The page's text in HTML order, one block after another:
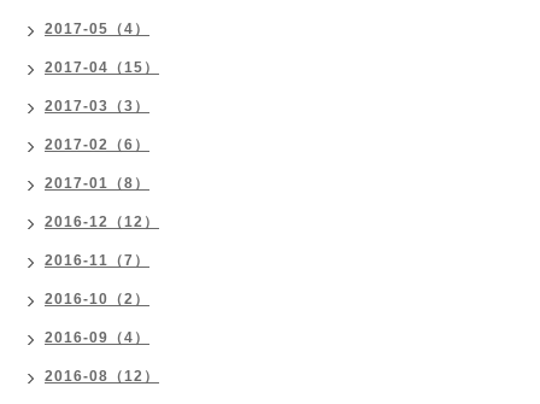
2017-05（4）
2017-04（15）
2017-03（3）
2017-02（6）
2017-01（8）
2016-12（12）
2016-11（7）
2016-10（2）
2016-09（4）
2016-08（12）